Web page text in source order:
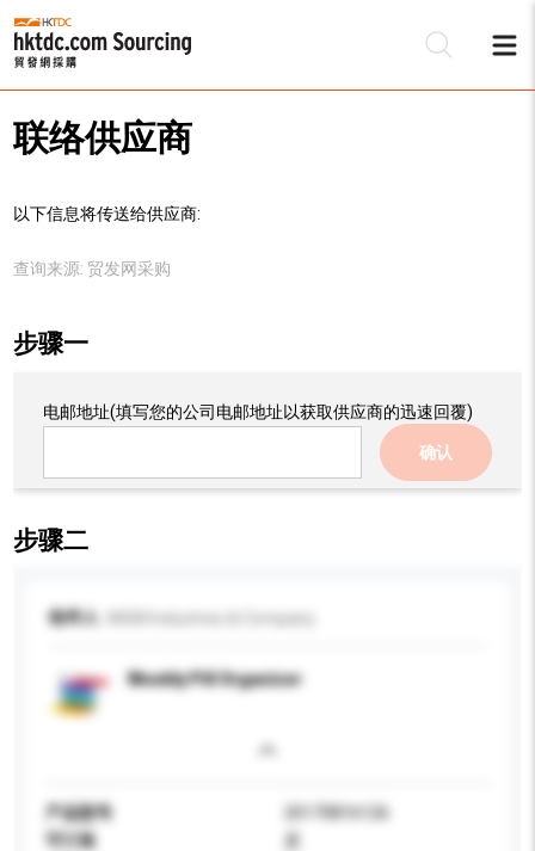
联络供应商
以下信息将传送给供应商:
查询来源: 贸发网采购
步骤一
电邮地址(填写您的公司电邮地址以获取供应商的迅速回覆)
确认
步骤二
收件人
Weekly Pill Organizer
产品型号
20170816126
可订造
是